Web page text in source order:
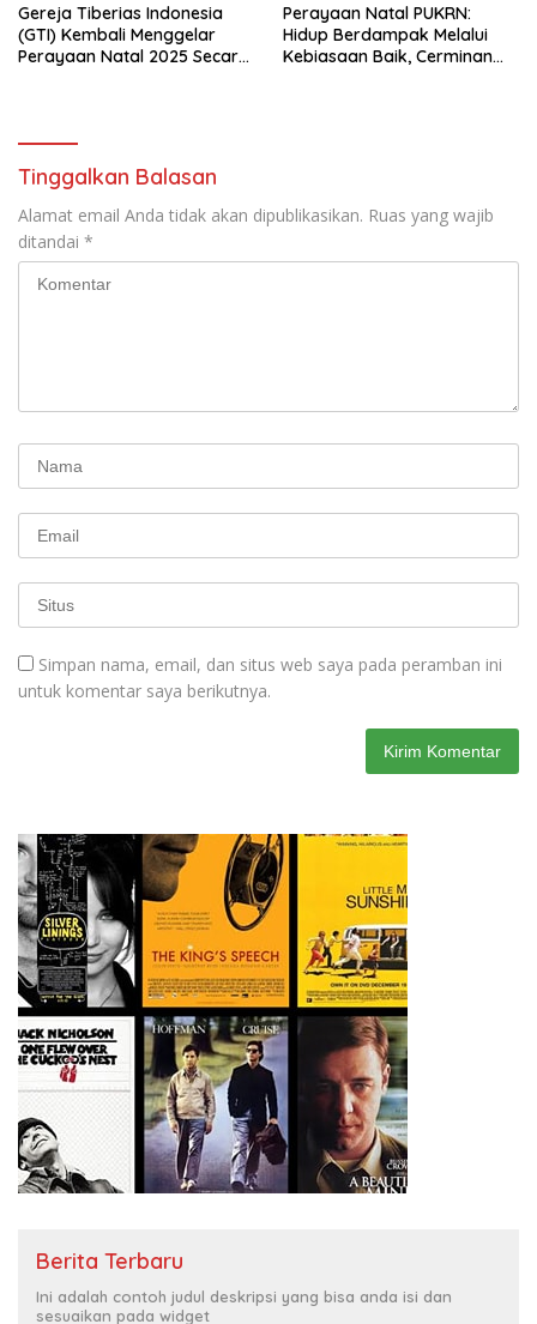
Gereja Tiberias Indonesia
(GTI) Kembali Menggelar
Perayaan Natal 2025 Secara
Perayaan Natal PUKRN:
Hidup Berdampak Melalui
Kebiasaan Baik, Cerminan
Tinggalkan Balasan
Alamat email Anda tidak akan dipublikasikan. Ruas yang wajib
ditandai *
Simpan nama, email, dan situs web saya pada peramban ini
untuk komentar saya berikutnya.
Berita Terbaru
Ini adalah contoh judul deskripsi yang bisa anda isi dan
sesuaikan pada widget